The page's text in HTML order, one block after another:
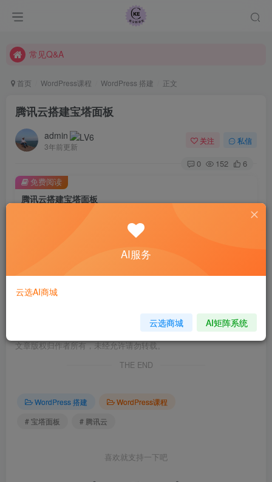
查尔斯课堂-带大家轻松玩转网赚和AI项目.
常见Q&A
首页 WordPress课程 WordPress 搭建 正文
腾讯云搭建宝塔面板
admin
3年前更新
关注 私信
0 152 6
腾讯云搭建宝塔面板
登录查看
免费阅读
文章版权归作者所有，未经允许请勿转载。
THE END
WordPress 搭建
WordPress课程
# 宝塔面板
# 腾讯云
喜欢就支持一下吧
AI服务
云选AI商城
云选商城 AI矩阵系统